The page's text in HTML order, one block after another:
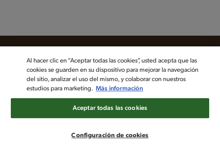
Sigue a MAGGI en las redes sociales
S.A. Vevey (Suiza)
Términos y condiciones
Configuración de cookies
Al hacer clic en “Aceptar todas las cookies”, usted acepta que las
cookies se guarden en su dispositivo para mejorar la navegación
del sitio, analizar el uso del mismo, y colaborar con nuestros
estudios para marketing. Más información
Configuración de cookies
Aceptar todas las cookies